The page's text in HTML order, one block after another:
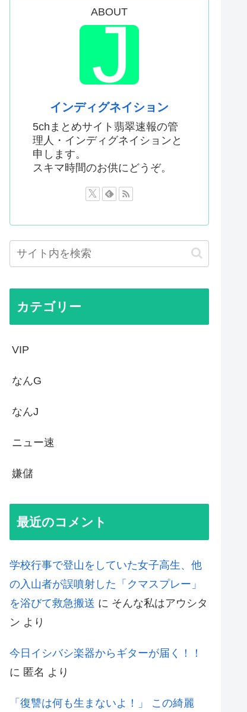
大きくない」3兆円も支援...
綾」「黒沢ともよ」パチ●...
太郎」「高市早苗」 無礼...
ういう展開好きなんやが
線が発掘されるwww
サーが7台の車に当て逃げ...
なに敬遠四球が多かった...
う暮らしてるの？この人...
ったwww
に未だにどこのメディアも...
部割れwww
きた八百屋で一目惚れした...
ABOUT
インディグネイション
5chまとめサイト翡翠速報の管
理人・インディグネイションと
申します。
スキマ時間のお供にどうぞ。
カテゴリー
VIP
なんG
なんJ
ニュー速
嫌儲
最近のコメント
学校行事で登山をしていた女子高生、他
の入山者が誤噴射した「クマスプレー」
を浴びて救急搬送 に そんな私はアウシタ
ン より
今日イシバシ楽器からギターが届く！！
に 匿名 より
「復讐は何も生まないよ！」 この綺麗